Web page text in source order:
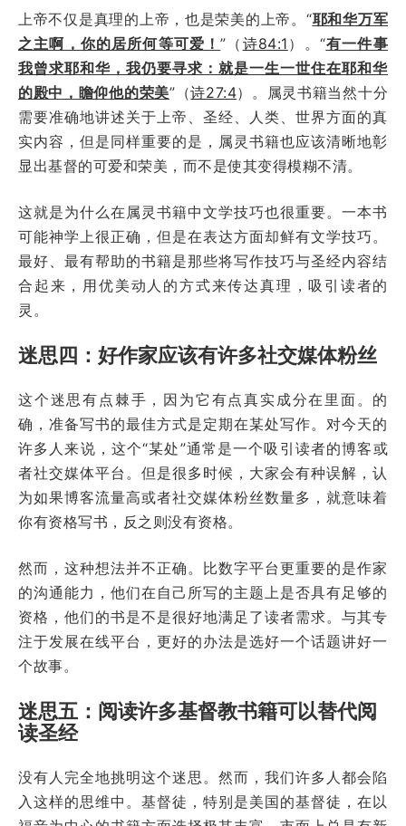
上帝不仅是真理的上帝，也是荣美的上帝。“耶和华万军
之主啊，你的居所何等可爱！”（ 诗84:1 ）。“有一件事
我曾求耶和华，我仍要寻求：就是一生一世住在耶和华
的殿中，瞻仰他的荣美”（诗27:4）。属灵书籍当然十分
需要准确地讲述关于上帝、圣经、人类、世界方面的真
实内容，但是同样重要的是，属灵书籍也应该清晰地彰
显出基督的可爱和荣美，而不是使其变得模糊不清。
这就是为什么在属灵书籍中文学技巧也很重要。一本书
可能神学上很正确，但是在表达方面却鲜有文学技巧。
最好、最有帮助的书籍是那些将写作技巧与圣经内容结
合起来，用优美动人的方式来传达真理，吸引读者的
灵。
迷思四：好作家应该有许多社交媒体粉丝
这个迷思有点棘手，因为它有点真实成分在里面。的
确，准备写书的最佳方式是定期在某处写作。对今天的
许多人来说，这个“某处”通常是一个吸引读者的博客或
者社交媒体平台。但是很多时候，大家会有种误解，认
为如果博客流量高或者社交媒体粉丝数量多，就意味着
你有资格写书，反之则没有资格。
然而，这种想法并不正确。比数字平台更重要的是作家
的沟通能力，他们在自己所写的主题上是否具有足够的
资格，他们的书是不是很好地满足了读者需求。与其专
注于发展在线平台，更好的办法是选好一个话题讲好一
个故事。
迷思五：阅读许多基督教书籍可以替代阅
读圣经
没有人完全地挑明这个迷思。然而，我们许多人都会陷
入这样的思维中。基督徒，特别是美国的基督徒，在以